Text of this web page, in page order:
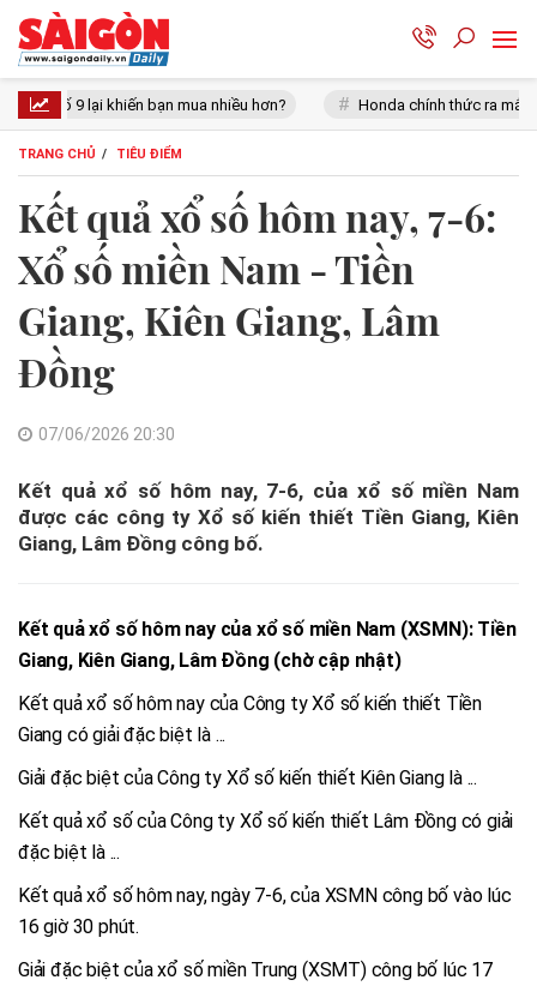
bạn mua nhiều hơn? Honda chính thức ra mắt xe tay côn cổ điển
TRANG CHỦ TIÊU ĐIỂM
Kết quả xổ số hôm nay, 7-6:
Xổ số miền Nam - Tiền
Giang, Kiên Giang, Lâm
Đồng
07/06/2026 20:30
Kết quả xổ số hôm nay, 7-6, của xổ số miền Nam
được các công ty Xổ số kiến thiết Tiền Giang, Kiên
Giang, Lâm Đồng công bố.
Kết quả xổ số hôm nay của xổ số miền Nam (XSMN): Tiền
Giang, Kiên Giang, Lâm Đồng (chờ cập nhật)
Kết quả xổ số hôm nay của Công ty Xổ số kiến thiết Tiền
Giang có giải đặc biệt là ...
Giải đặc biệt của Công ty Xổ số kiến thiết Kiên Giang là ...
Kết quả xổ số của Công ty Xổ số kiến thiết Lâm Đồng có giải
đặc biệt là ...
Kết quả xổ số hôm nay, ngày 7-6, của XSMN công bố vào lúc
16 giờ 30 phút.
Giải đặc biệt của xổ số miền Trung (XSMT) công bố lúc 17